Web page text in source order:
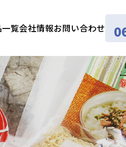
覧会社情報お問い合わせ